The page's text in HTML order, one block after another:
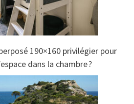
190×160 privilégier pour
dans la chambre ?